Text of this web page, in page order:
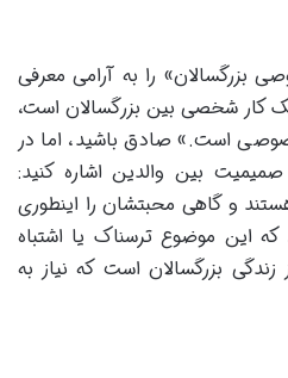
بزرگسالان» را به آرامی معرفی
کار شخصی بین بزرگسالان است،
است.» صادق باشید، اما در
بین والدین اشاره کنید:
و گاهی محبتشان را اینطوری
این موضوع ترسناک یا اشتباه
بزرگسالان است که نیاز به